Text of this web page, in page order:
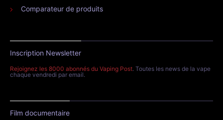
Comparateur de produits
Inscription Newsletter
Rejoignez les 8000 abonnés du Vaping Post. Toutes les news de la vape
chaque vendredi par email.
Film documentaire